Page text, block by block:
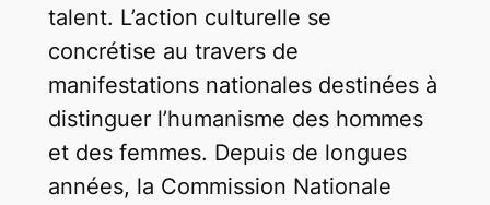
talent. L’action culturelle se
concrétise au travers de
manifestations nationales destinées à
distinguer l’humanisme des hommes
et des femmes. Depuis de longues
années, la Commission Nationale